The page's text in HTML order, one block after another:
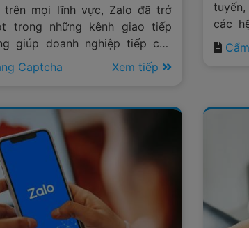
trên mọi lĩnh vực, Zalo đã trở
trong những kênh giao tiếp
giúp doanh nghiệp tiếp cận
chăm sóc người dùng và
các hoạt động marketing đa
Captcha Xem tiếp
các
người
trạng